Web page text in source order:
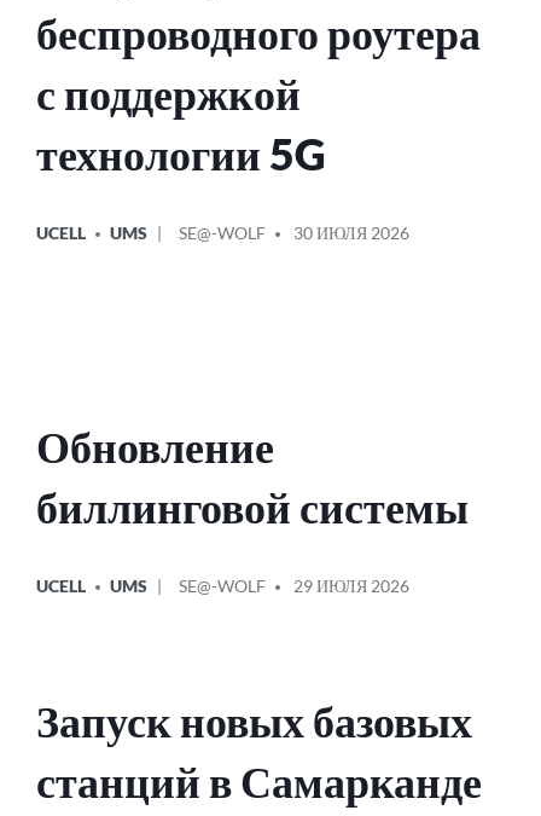
беспроводного роутера
с поддержкой
технологии 5G
В
UCELL UMS
ОТ
SE@-WOLF 30 ИЮЛЯ 2026
Обновление
биллинговой системы
В
UCELL UMS
ОТ
SE@-WOLF 29 ИЮЛЯ 2026
Запуск новых базовых
станций в Самарканде